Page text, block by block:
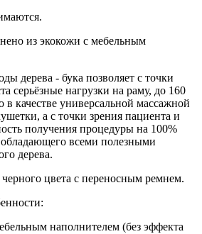
из экокожи с мебельным
дерева - бука позволяет с точки
серьёзные нагрузки на раму, до 160
в качестве универсальной массажной
а с точки зрения пациента и
получения процедуры на 100%
всеми полезными
дерева.
цвета с переносным ремнем.
наполнителем (без эффекта